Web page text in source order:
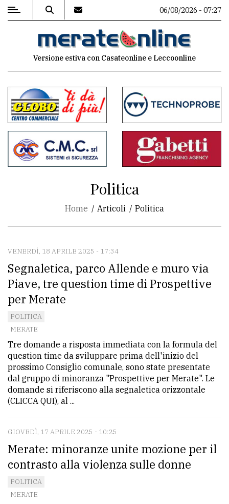
MENU
commenti
Contenuti
del
sito
CONTATTI
La
redazione
Per
la
tua
pubblicità
Cerca
per
comune
Ricerca
avanzata
06/08/2026 - 07:27
Versione estiva con Casateonline e Leccoonline
Politica
Home Articoli Politica
VENERDÌ, 18 APRILE 2025 - 17:34
Segnaletica, parco Allende e muro via
Piave, tre question time di Prospettive
per Merate
POLITICA
MERATE
Tre domande a risposta immediata con la formula del
question time da sviluppare prima dell'inizio del
prossimo Consiglio comunale, sono state presentate
dal gruppo di minoranza "Prospettive per Merate". Le
domande si riferiscono alla segnaletica orizzontale
(CLICCA QUI), al ...
GIOVEDÌ, 17 APRILE 2025 - 10:25
Merate: minoranze unite mozione per il
contrasto alla violenza sulle donne
POLITICA
MERATE